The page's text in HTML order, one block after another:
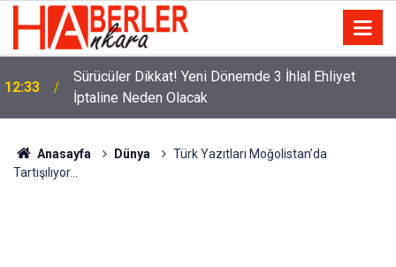
12:33
Sürücüler Dikkat! Yeni Dönemde 3 İhlal Ehliyet
İptaline Neden Olacak
Anasayfa Dünya
Türk Yazıtları Moğolistan’da
Tartışılıyor...